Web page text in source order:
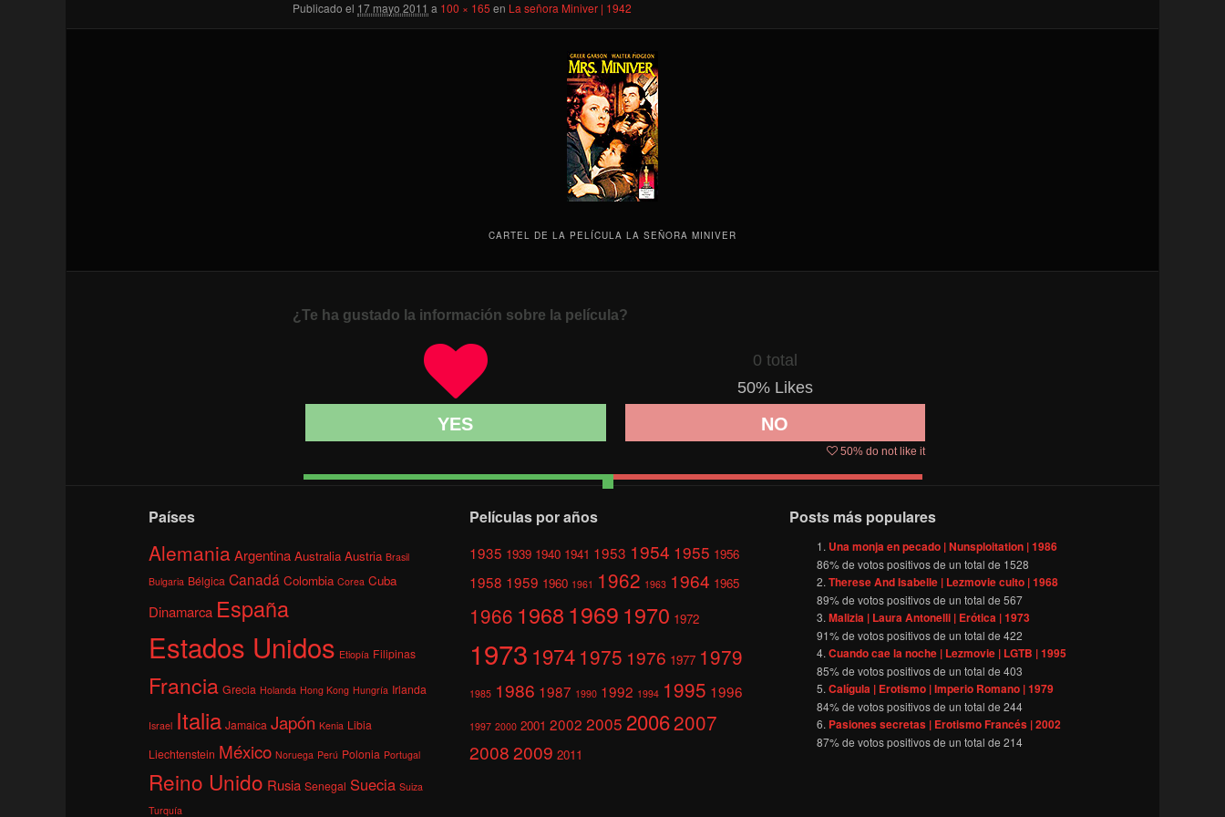
Publicado el 17 mayo 2011 a 100 × 165 en La señora Miniver | 1942
CARTEL DE LA PELÍCULA LA SEÑORA MINIVER
¿Te ha gustado la información sobre la película?
0 total
50% Likes
YES NO
50% do not like it
Países
AlemaniaArgentina Australia Austria Brasil
Bulgaria Bélgica Canadá Colombia Corea Cuba
Dinamarca España
Estados Unidos Etiopía Filipinas
Francia Grecia Holanda Hong Kong Hungría Irlanda
Israel Italia Jamaica Japón Kenia Libia
Liechtenstein México Noruega Perú Polonia Portugal
Reino Unido Rusia Senegal Suecia Suiza
Turquía
Películas por años
1935 1939 1940 1941 1953 1954 1955 1956
1958 1959 1960 1961 1962 1963 1964 1965
1966 1968 1969 1970 1972
1973 1974 1975 1976 1977 1979
1985 1986 1987 1990 1992 1994 1995 1996
1997 2000 2001 2002 2005 20062007
20082009 2011
Posts más populares
Una monja en pecado | Nunsploitation | 1986
86% de votos positivos de un total de 1528
Therese And Isabelle | Lezmovie culto | 1968
89% de votos positivos de un total de567
Malizia | Laura Antonelli | Erótica | 1973
91% de votos positivos de un total de422
Cuando cae la noche | Lezmovie | LGTB | 1995
85% de votos positivos de un total de403
Calígula | Erotismo | Imperio Romano | 1979
84% de votos positivos de un total de244
Pasiones secretas | Erotismo Francés | 2002
87% de votos positivos de un total de214